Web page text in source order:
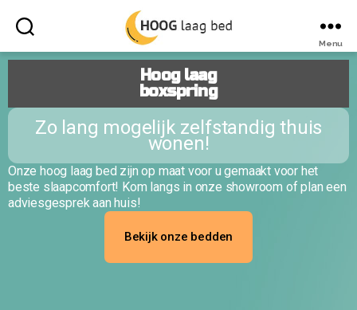
Menu
Hoog laag
boxspring
Zo lang mogelijk zelfstandig thuis
wonen!
Onze hoog laag bed zijn op maat voor u gemaakt voor het
beste slaapcomfort! Kom langs in onze showroom of plan een
adviesgesprek aan huis!
Bekijk onze bedden